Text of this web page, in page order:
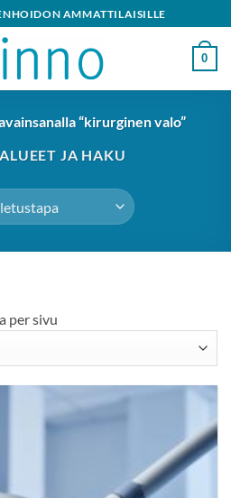
AMMATTILAISILLE
0
“kirurginen valo”
JA HAKU
per sivu